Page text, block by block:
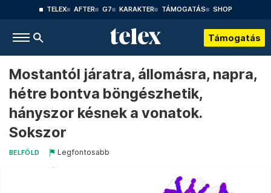
TELEX AFTER G7 KARAKTER TÁMOGATÁS SHOP
Támogatás
Mostantól járatra, állomásra, napra,
hétre bontva böngészhetik,
hányszor késnek a vonatok.
Sokszor
BELFÖLD Legfontosabb